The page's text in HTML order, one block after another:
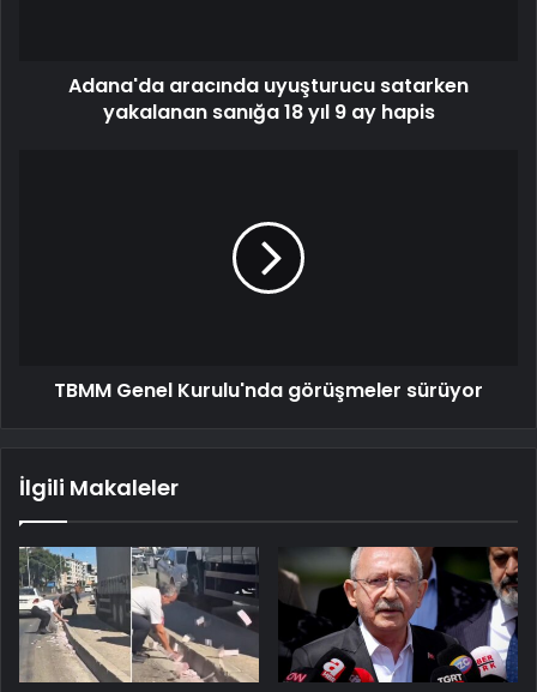
Adana'da aracında uyuşturucu satarken
yakalanan sanığa 18 yıl 9 ay hapis
TBMM Genel Kurulu'nda görüşmeler sürüyor
İlgili Makaleler